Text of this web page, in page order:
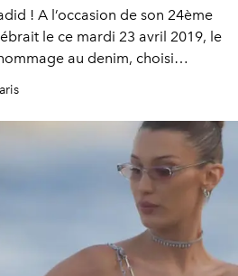
! A l’occasion de son 24ème
le ce mardi 23 avril 2019, le
au denim, choisi
soirée. Autant d’inspirations
en 2019 repérées chez les